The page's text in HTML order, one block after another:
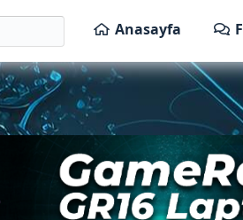
Anasayfa